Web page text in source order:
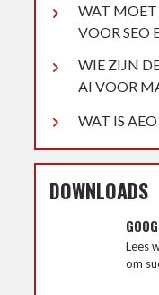
WAT MOET
VOOR SEO
WIE ZIJN
AI VOOR
WAT IS
DOWNLOADS
Lees
om